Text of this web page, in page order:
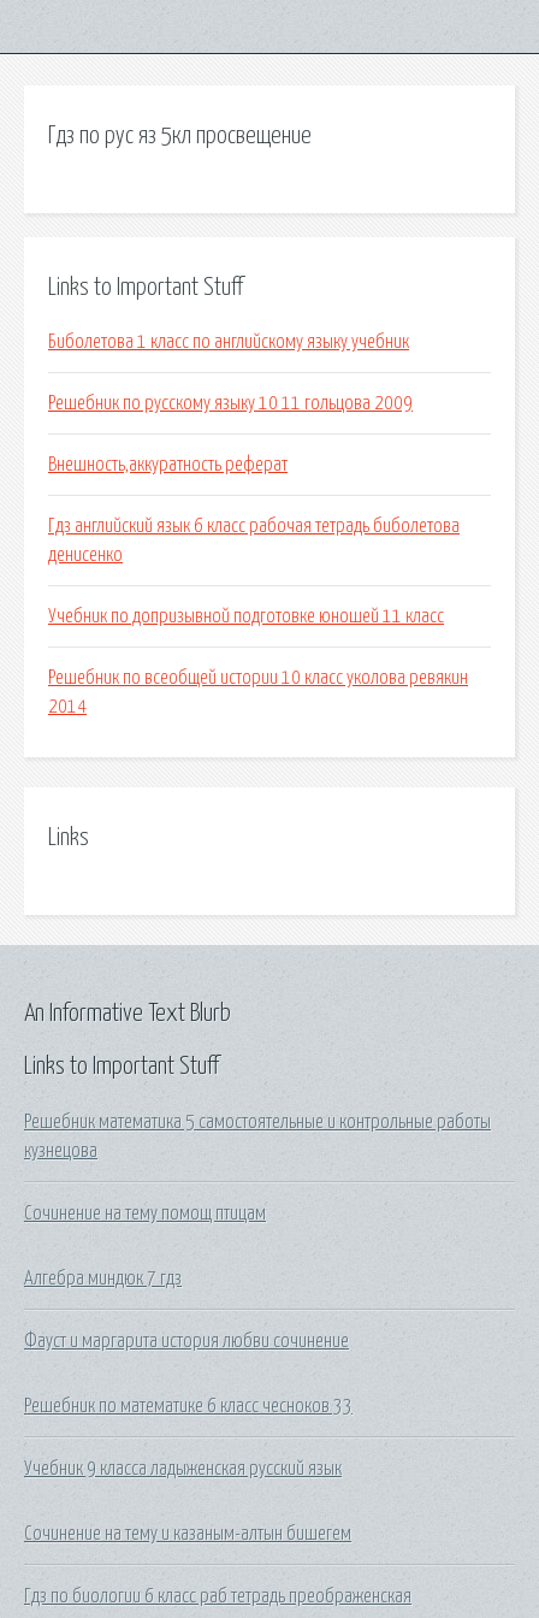
Гдз по рус яз 5кл просвещение
Links to Important Stuff
Биболетова 1 класс по английскому языку учебник
Решебник по русскому языку 10 11 гольцова 2009
Внешность,аккуратность реферат
Гдз английский язык 6 класс рабочая тетрадь биболетова
денисенко
Учебник по допризывной подготовке юношей 11 класс
Решебник по всеобщей истории 10 класс уколова ревякин
2014
Links
Links to Important Stuff
Решебник математика 5 самостоятельные и контрольные работы
кузнецова
Сочинение на тему помощ птицам
Алгебра миндюк 7 гдз
Фауст и маргарита история любви сочинение
Решебник по математике 6 класс чесноков 33
Учебник 9 класса ладыженская русский язык
Сочинение на тему и казаным-алтын бишегем
Гдз по биологии 6 класс раб тетрадь преображенская
An Informative Text Blurb